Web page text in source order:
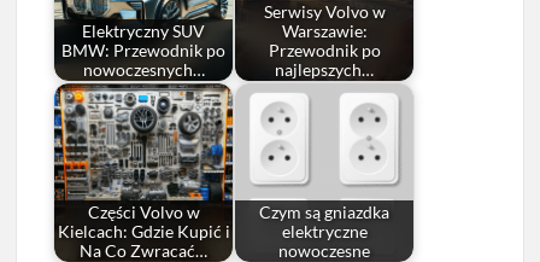
Elektryczny SUV
BMW: Przewodnik po
nowoczesnych…
Serwisy Volvo w
Warszawie:
Przewodnik po
najlepszych…
Części Volvo w
Kielcach: Gdzie Kupić i
Na Co Zwracać…
Czym są gniazdka
elektryczne
nowoczesne